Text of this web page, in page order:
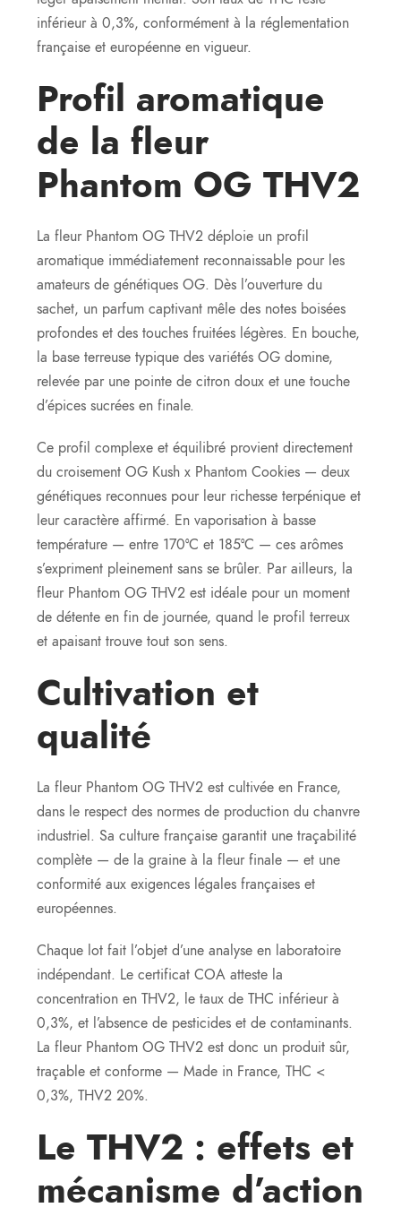
inférieur à 0,3%, conformément à la réglementation
française et européenne en vigueur.
Profil aromatique
de la fleur
Phantom OG THV2
La fleur Phantom OG THV2 déploie un profil
aromatique immédiatement reconnaissable pour les
amateurs de génétiques OG. Dès l’ouverture du
sachet, un parfum captivant mêle des notes boisées
profondes et des touches fruitées légères. En bouche,
la base terreuse typique des variétés OG domine,
relevée par une pointe de citron doux et une touche
d’épices sucrées en finale.
Ce profil complexe et équilibré provient directement
du croisement OG Kush x Phantom Cookies — deux
génétiques reconnues pour leur richesse terpénique et
leur caractère affirmé. En vaporisation à basse
température — entre 170°C et 185°C — ces arômes
s’expriment pleinement sans se brûler. Par ailleurs, la
fleur Phantom OG THV2 est idéale pour un moment
de détente en fin de journée, quand le profil terreux
et apaisant trouve tout son sens.
Cultivation et
qualité
La fleur Phantom OG THV2 est cultivée en France,
dans le respect des normes de production du chanvre
industriel. Sa culture française garantit une traçabilité
complète — de la graine à la fleur finale — et une
conformité aux exigences légales françaises et
européennes.
Chaque lot fait l’objet d’une analyse en laboratoire
indépendant. Le certificat COA atteste la
concentration en THV2, le taux de THC inférieur à
0,3%, et l’absence de pesticides et de contaminants.
La fleur Phantom OG THV2 est donc un produit sûr,
traçable et conforme — Made in France, THC <
0,3%, THV2 20%.
Le THV2 : effets et
mécanisme d’action